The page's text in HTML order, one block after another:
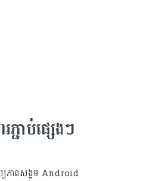
ជាប់ផ្សេងៗ
យភាពសង្គម Android